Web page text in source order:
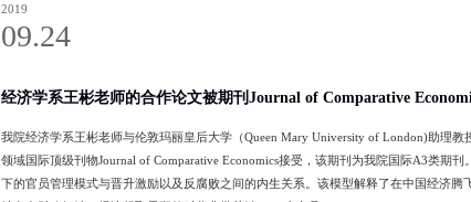
2019
09.24
经济学系王彬老师的合作论文被期刊Journal of Comparative
我院经济学系王彬老师与伦敦玛丽皇后大学（Queen Mary University of London)助理
领域国际顶级刊物Journal of Comparative Economics接受，该期刊为我院国际A3类期
下的官员管理模式与晋升激励以及反腐败之间的内生关系。该模型解释了在中国经济